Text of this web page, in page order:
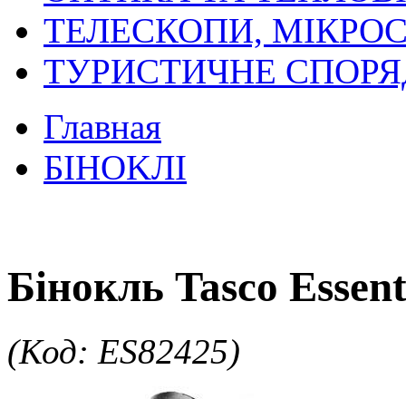
ТЕЛЕСКОПИ,
ТУРИСТИЧНЕ
Главная
БIHOKЛI
Бінокль Tasco
(Код: ES82425)